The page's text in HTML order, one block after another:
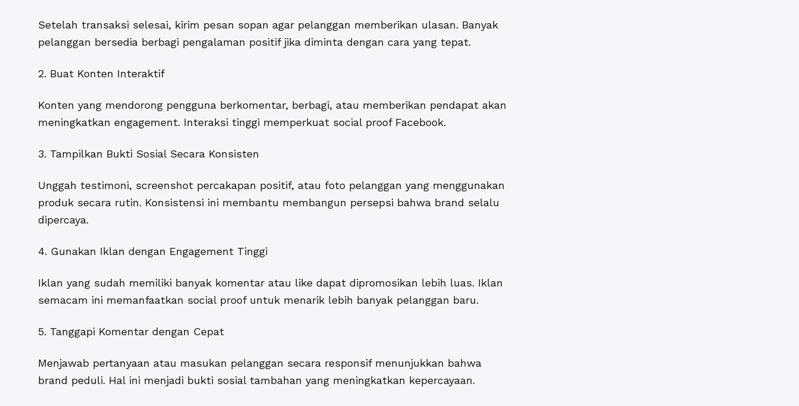
Setelah transaksi selesai, kirim pesan sopan agar pelanggan memberikan ulasan. Banyak
pelanggan bersedia berbagi pengalaman positif jika diminta dengan cara yang tepat.
2. Buat Konten Interaktif
Konten yang mendorong pengguna berkomentar, berbagi, atau memberikan pendapat akan
meningkatkan engagement. Interaksi tinggi memperkuat social proof Facebook.
3. Tampilkan Bukti Sosial Secara Konsisten
Unggah testimoni, screenshot percakapan positif, atau foto pelanggan yang menggunakan
produk secara rutin. Konsistensi ini membantu membangun persepsi bahwa brand selalu
dipercaya.
4. Gunakan Iklan dengan Engagement Tinggi
Iklan yang sudah memiliki banyak komentar atau like dapat dipromosikan lebih luas. Iklan
semacam ini memanfaatkan social proof untuk menarik lebih banyak pelanggan baru.
5. Tanggapi Komentar dengan Cepat
Menjawab pertanyaan atau masukan pelanggan secara responsif menunjukkan bahwa
brand peduli. Hal ini menjadi bukti sosial tambahan yang meningkatkan kepercayaan.